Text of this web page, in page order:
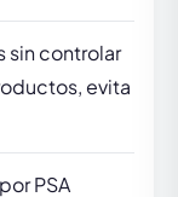
sin controlar
evita
PSA